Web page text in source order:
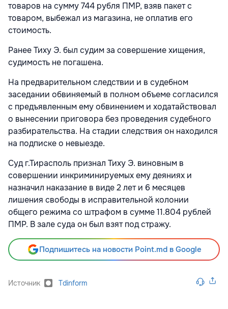
товаров на сумму 744 рубля ПМР, взяв пакет с
товаром, выбежал из магазина, не оплатив его
стоимость.
Ранее Тиху Э. был судим за совершение хищения,
судимость не погашена.
На предварительном следствии и в судебном
заседании обвиняемый в полном объеме согласился
с предъявленным ему обвинением и ходатайствовал
о вынесении приговора без проведения судебного
разбирательства. На стадии следствия он находился
на подписке о невыезде.
Суд г.Тирасполь признал Тиху Э. виновным в
совершении инкриминируемых ему деяниях и
назначил наказание в виде 2 лет и 6 месяцев
лишения свободы в исправительной колонии
общего режима со штрафом в сумме 11.804 рублей
ПМР. В зале суда он был взят под стражу.
Подпишитесь на новости Point.md в Google
Источник Tdinform